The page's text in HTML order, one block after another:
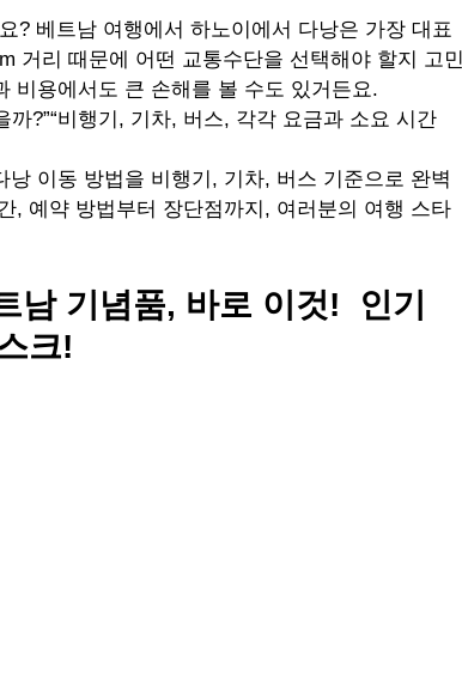
? 베트남 여행에서 하노이에서 다낭은 가장 대표
거리 때문에 어떤 교통수단을 선택해야 할지 고민
비용에서도 큰 손해를 볼 수도 있거든요.
?”“비행기, 기차, 버스, 각각 요금과 소요 시간
이동 방법을 비행기, 기차, 버스 기준으로 완벽
, 예약 방법부터 장단점까지, 여러분의 여행 스타
남 기념품, 바로 이것!  인기
크!